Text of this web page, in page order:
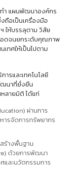
ทำ แผนพัฒนาองค์กร
ถือเป็นเครื่องมือ
ให้บรรลุตาม วิสัย
อดจนยกระดับคุณภาพ
เทศให้เป็นไปตาม
รและเทคโนโลยี
ฒนาที่ยั่งยืน
ลายมิติ ได้แก่
ผ่านการ
ารจัดการทรัพยากร
ร้างพื้นฐาน
ด้วยการพัฒนา
และนวัตกรรมการ